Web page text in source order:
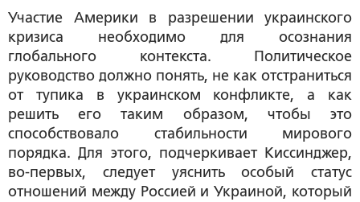
Участие Америки в разрешении украинского
кризиса необходимо для осознания
глобального контекста. Политическое
руководство должно понять, не как отстраниться
от тупика в украинском конфликте, а как
решить его таким образом, чтобы это
способствовало стабильности мирового
порядка. Для этого, подчеркивает Киссинджер,
во-первых, следует уяснить особый статус
отношений между Россией и Украиной, который